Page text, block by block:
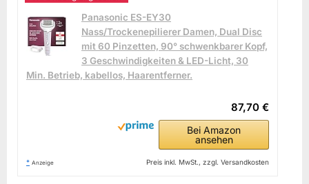
Panasonic ES-EY30
Nass/Trockenepilierer Damen, Dual Disc
mit 60 Pinzetten, 90° schwenkbarer Kopf,
3 Geschwindigkeiten & LED-Licht, 30
Min. Betrieb, kabellos, Haarentferner.
87,70 €
Bei Amazon
ansehen
* Anzeige Preis inkl. MwSt., zzgl. Versandkosten